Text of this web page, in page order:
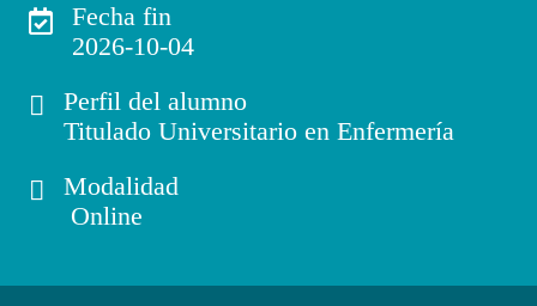
Fecha fin
2026-10-04
Perfil del alumno
Titulado Universitario en Enfermería
Modalidad
Online